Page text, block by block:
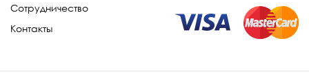
Сотрудничество
Контакты